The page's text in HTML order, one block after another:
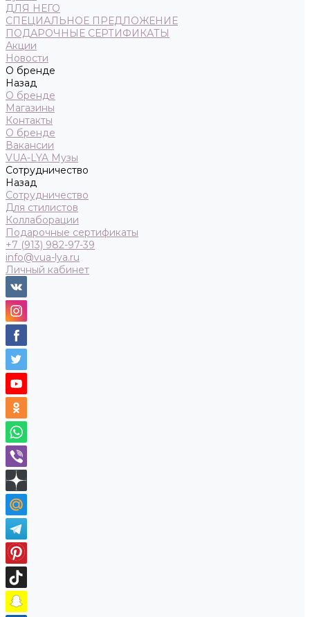
ДЛЯ НЕГО
СПЕЦИАЛЬНОЕ ПРЕДЛОЖЕНИЕ
ПОДАРОЧНЫЕ СЕРТИФИКАТЫ
Акции
Новости
О бренде
Назад
О бренде
Магазины
Контакты
О бренде
Вакансии
VUA-LYA Музы
Сотрудничество
Назад
Сотрудничество
Для стилистов
Коллаборации
Подарочные сертификаты
+7 (913) 982-97-39
info@vua-lya.ru
Личный кабинет